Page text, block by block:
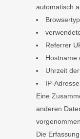
automatisch
Referrer
Hostname
Uhrzeit
IP-Adresse
Eine
anderen
vorgenommen.
Die